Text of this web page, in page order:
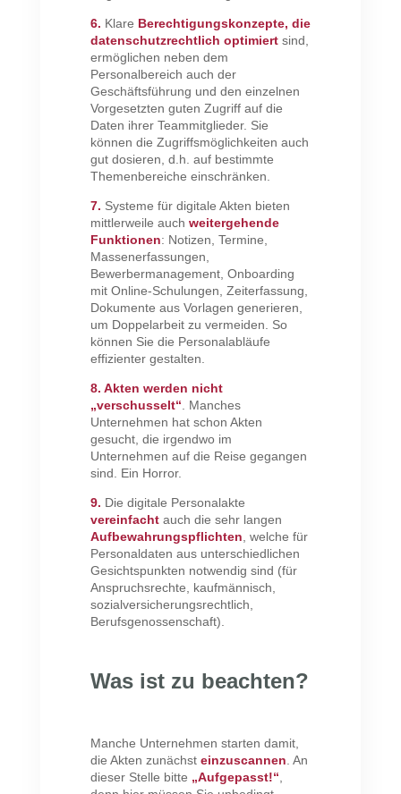
6. Klare Berechtigungskonzepte, die
datenschutzrechtlich optimiertsind,
ermöglichen neben dem
Personalbereich auch der
Geschäftsführung und den einzelnen
Vorgesetzten guten Zugriff auf die
Daten ihrer Teammitglieder. Sie
können die Zugriffsmöglichkeiten auch
gut dosieren, d.h. auf bestimmte
Themenbereiche einschränken.
7. Systeme für digitale Akten bieten
mittlerweile auch weitergehende
Funktionen: Notizen, Termine,
Massenerfassungen,
Bewerbermanagement, Onboarding
mit Online-Schulungen, Zeiterfassung,
Dokumente aus Vorlagen generieren,
um Doppelarbeit zu vermeiden. So
können Sie die Personalabläufe
effizienter gestalten.
8. Akten werden nicht
„verschusselt“ . Manches
Unternehmen hat schon Akten
gesucht, die irgendwo im
Unternehmen auf die Reise gegangen
sind. Ein Horror.
9. Die digitale Personalakte
vereinfacht auch die sehr langen
Aufbewahrungspflichten , welche für
Personaldaten aus unterschiedlichen
Gesichtspunkten notwendig sind (für
Anspruchsrechte, kaufmännisch,
sozialversicherungsrechtlich,
Berufsgenossenschaft).
Was ist zu beachten?
Manche Unternehmen starten damit,
die Akten zunächst einzuscannen . An
dieser Stelle bitte „Aufgepasst!“